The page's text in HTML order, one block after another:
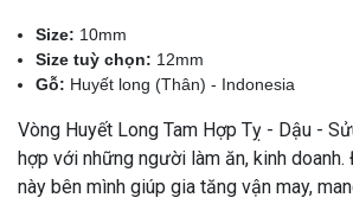
Size: 10mm
Size tuỳ chọn: 12mm
Gỗ: Huyết long (Thân) - Indonesia
Vòng Huyết Long Tam Hợp Tỵ - Dậu -
hợp với những người làm ăn, kinh
này bên mình giúp gia tăng vận may,